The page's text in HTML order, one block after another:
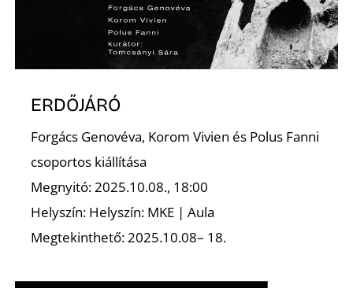
ERDŐJÁRÓ
Forgács Genovéva, Korom Vivien és Polus Fanni
csoportos kiállítása
Megnyitó: 2025.10.08., 18:00
Helyszín: Helyszín: MKE | Aula
Megtekinthető: 2025.10.08– 18.